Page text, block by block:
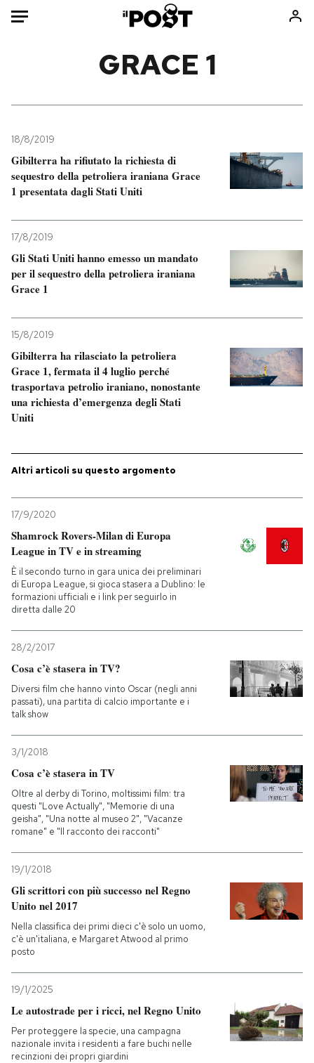
Mondo
Politica
Tecnologia
Internet
Scienza
Cultura
Economia
Sport
Consumismi
Storie/Idee
Media
Altrecose
Mondiali calcio 2026
PODCAST
NEWSLETTER
AREA PERSONALE
Entra
GRACE 1
18/8/2019
Gibilterra ha rifiutato la richiesta di
sequestro della petroliera iraniana Grace
1 presentata dagli Stati Uniti
17/8/2019
Gli Stati Uniti hanno emesso un mandato
per il sequestro della petroliera iraniana
Grace 1
15/8/2019
Gibilterra ha rilasciato la petroliera
Grace 1, fermata il 4 luglio perché
trasportava petrolio iraniano, nonostante
una richiesta d’emergenza degli Stati
Uniti
Altri articoli su questo argomento
17/9/2020
Shamrock Rovers-Milan di Europa
League in TV e in streaming
È il secondo turno in gara unica dei preliminari
di Europa League, si gioca stasera a Dublino: le
formazioni ufficiali e i link per seguirlo in
diretta dalle 20
28/2/2017
Cosa c’è stasera in TV?
Diversi film che hanno vinto Oscar (negli anni
passati), una partita di calcio importante e i
talk show
3/1/2018
Cosa c’è stasera in TV
Oltre al derby di Torino, moltissimi film: tra
questi "Love Actually", "Memorie di una
geisha", "Una notte al museo 2", "Vacanze
romane" e "Il racconto dei racconti"
19/1/2018
Gli scrittori con più successo nel Regno
Unito nel 2017
Nella classifica dei primi dieci c'è solo un uomo,
c'è un'italiana, e Margaret Atwood al primo
posto
19/1/2025
Le autostrade per i ricci, nel Regno Unito
Per proteggere la specie, una campagna
nazionale invita i residenti a fare buchi nelle
recinzioni dei propri giardini